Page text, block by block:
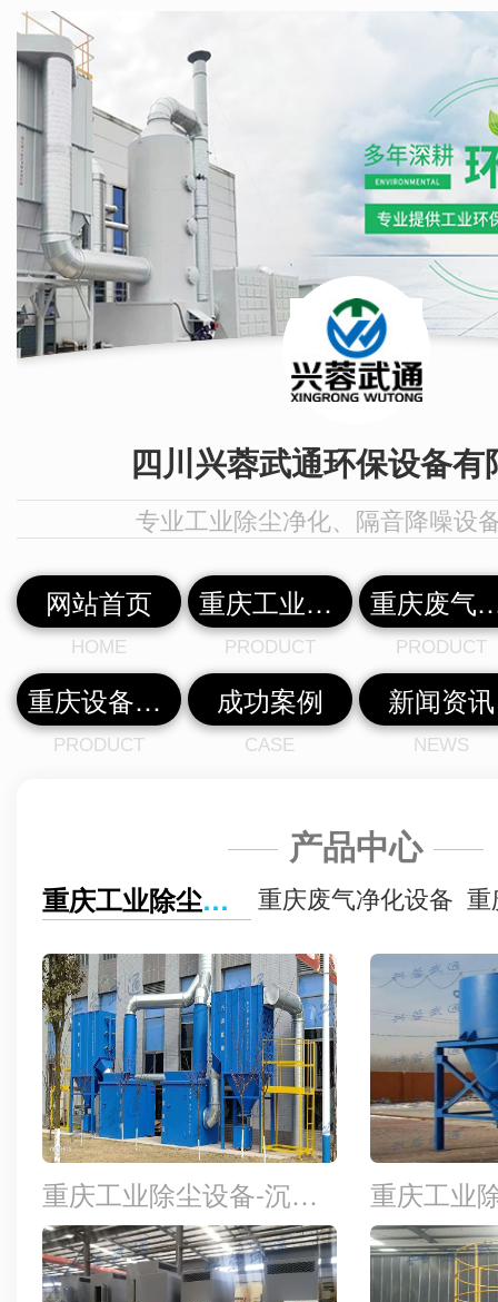
四川兴蓉武通环保设备有
专业工业除尘净化、隔音降噪设
网站首页
HOME
重庆工业除尘设备
PRODUCT
重庆废
PRODUCT
重庆设备中心
PRODUCT
成功案例
CASE
新闻资讯
NEWS
产品中心
重庆工业除尘设备 重庆废气净化设备 重
重庆工业除尘设备-沉流式滤筒除尘器